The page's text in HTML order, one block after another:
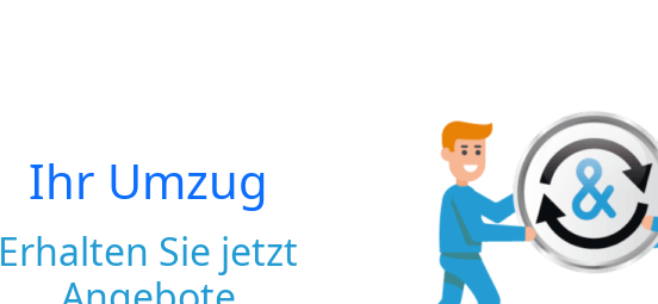
Ihr Umzug
Erhalten Sie jetzt